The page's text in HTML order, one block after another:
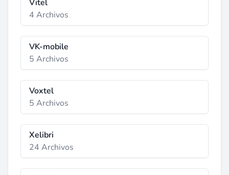
Vitel
4 Archivos
VK-mobile
5 Archivos
Voxtel
5 Archivos
Xelibri
24 Archivos